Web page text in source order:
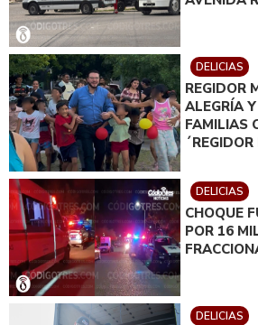
DELICIAS
REGIDOR
ALEGRÍA
FAMILIAS
DELICIAS
CHOQUE
POR 16
DELICIAS